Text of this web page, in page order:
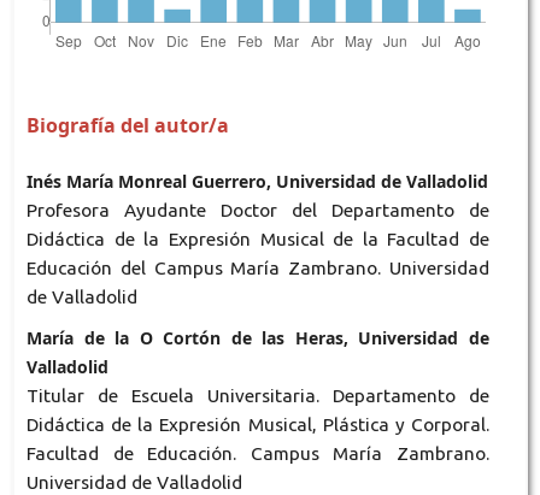
Biografía del autor/a
Inés María Monreal Guerrero, Universidad de Valladolid
Profesora Ayudante Doctor del Departamento de
Didáctica de la Expresión Musical de la Facultad de
Educación del Campus María Zambrano. Universidad
de Valladolid
María de la O Cortón de las Heras, Universidad de
Valladolid
Titular de Escuela Universitaria. Departamento de
Didáctica de la Expresión Musical, Plástica y Corporal.
Facultad de Educación. Campus María Zambrano.
Universidad de Valladolid